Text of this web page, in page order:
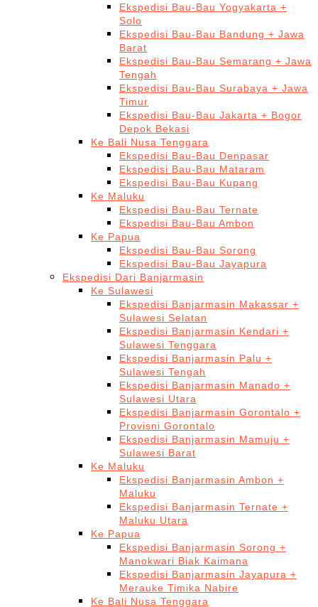
Ekspedisi Bau-Bau Yogyakarta +
Solo
Ekspedisi Bau-Bau Bandung + Jawa
Barat
Ekspedisi Bau-Bau Semarang + Jawa
Tengah
Ekspedisi Bau-Bau Surabaya + Jawa
Timur
Ekspedisi Bau-Bau Jakarta + Bogor
Depok Bekasi
Ke Bali Nusa Tenggara
Ekspedisi Bau-Bau Denpasar
Ekspedisi Bau-Bau Mataram
Ekspedisi Bau-Bau Kupang
Ke Maluku
Ekspedisi Bau-Bau Ternate
Ekspedisi Bau-Bau Ambon
Ke Papua
Ekspedisi Bau-Bau Sorong
Ekspedisi Bau-Bau Jayapura
Ekspedisi Dari Banjarmasin
Ke Sulawesi
Ekspedisi Banjarmasin Makassar +
Sulawesi Selatan
Ekspedisi Banjarmasin Kendari +
Sulawesi Tenggara
Ekspedisi Banjarmasin Palu +
Sulawesi Tengah
Ekspedisi Banjarmasin Manado +
Sulawesi Utara
Ekspedisi Banjarmasin Gorontalo +
Provisni Gorontalo
Ekspedisi Banjarmasin Mamuju +
Sulawesi Barat
Ke Maluku
Ekspedisi Banjarmasin Ambon +
Maluku
Ekspedisi Banjarmasin Ternate +
Maluku Utara
Ke Papua
Ekspedisi Banjarmasin Sorong +
Manokwari Biak Kaimana
Ekspedisi Banjarmasin Jayapura +
Merauke Timika Nabire
Ke Bali Nusa Tenggara